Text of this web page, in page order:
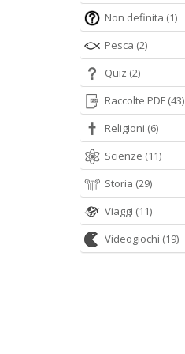
Non definita (1)
Pesca (2)
Quiz (2)
Raccolte PDF (43)
Religioni (6)
Scienze (11)
Storia (29)
Viaggi (11)
Videogiochi (19)